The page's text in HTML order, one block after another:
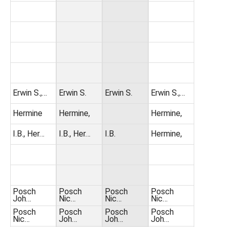
Erwin S.,…
Hermine
I.B., Her…
Posch
Joh…
Posch
Nic…
Erwin S.
Hermine,
I.B., Her…
Posch
Nic…
Posch
Joh…
Erwin S.
I.B.
Posch
Nic…
Posch
Joh…
Erwin S.,…
Hermine,
Hermine,
Posch
Nic…
Posch
Joh…